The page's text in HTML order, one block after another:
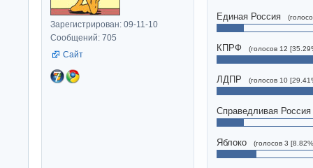
Зарегистрирован: 09-11-10
Сообщений: 705
Сайт
Единая Россия
КПРФ (голосов 12
ЛДПР (голосов 10
Справедливая Россия
Яблоко (голосов 3